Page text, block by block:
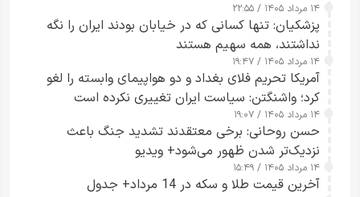
۱۴ مرداد ۱۴۰۵ / ۲۲:۵۵
پزشکیان: تنها کسانی که در خیابان بودند ایران را نگه
نداشتند، همه سهیم هستند
۱۴ مرداد ۱۴۰۵ / ۱۹:۴۷
آمریکا تحریم فلای بغداد و دو هواپیمای وابسته را لغو
کرد؛ واشنگتن: سیاست ایران تغییری نکرده است
۱۴ مرداد ۱۴۰۵ / ۱۹:۰۷
حسن روحانی: برخی معتقدند تشدید جنگ باعث
نزدیک‌تر شدن ظهور می‌شود+ ویدیو
۱۴ مرداد ۱۴۰۵ / ۱۵:۴۹
آخرین قیمت طلا و سکه در 14 مرداد+ جدول